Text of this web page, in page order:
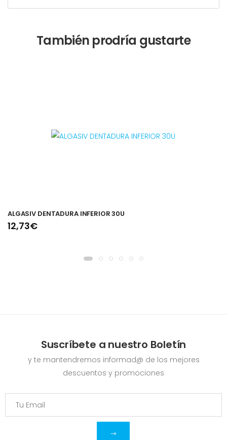
También prodría gustarte
ALGASIV DENTADURA INFERIOR 30U
12,73€
Suscríbete a nuestro Boletín
y te mantendremos informad@ de los mejores
descuentos y promociones